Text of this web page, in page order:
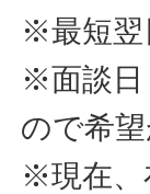
※最短翌
※面談日
ので希
※現在、